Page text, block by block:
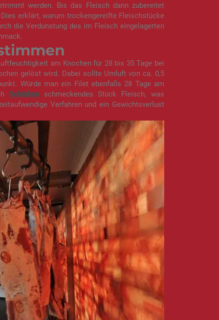
werden. Bis das Fleisch dann zubereitet
erklärt, warum trockengereifte Fleischstücke
die Verdunstung des im Fleisch eingelagerten
am Knochen für 28 bis 35 Tage bei
gelöst wird. Dabei sollte Umluft von ca. 0,5
Würde man ein Filet ebenfalls 28 Tage am
Schinkenschmeckendes Stück Fleisch, was
Verfahren und ein Gewichtsverlust